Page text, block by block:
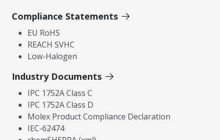
Compliance Statements
EU RoHS
REACH SVHC
Low-Halogen
Industry Documents
IPC 1752A Class C
IPC 1752A Class D
Molex Product Compliance Declaration
IEC-62474